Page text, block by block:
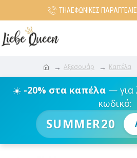
ΤΗΛΕΦΩΝΙΚΕΣ
Αξεσουάρ Καπέλα
☀️ -20% στα καπέλα— για
κωδικό:
SUMMER20